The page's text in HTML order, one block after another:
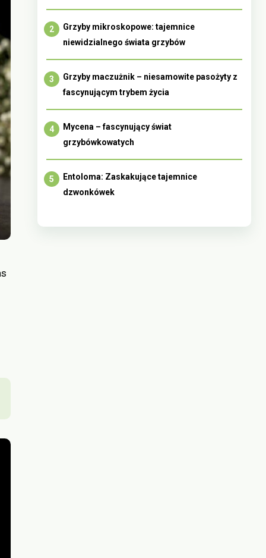
Grzyby mikroskopowe: tajemnice
niewidzialnego świata grzybów
Grzyby maczużnik – niesamowite pasożyty z
fascynującym trybem życia
Mycena – fascynujący świat
grzybówkowatych
Entoloma: Zaskakujące tajemnice
dzwonkówek